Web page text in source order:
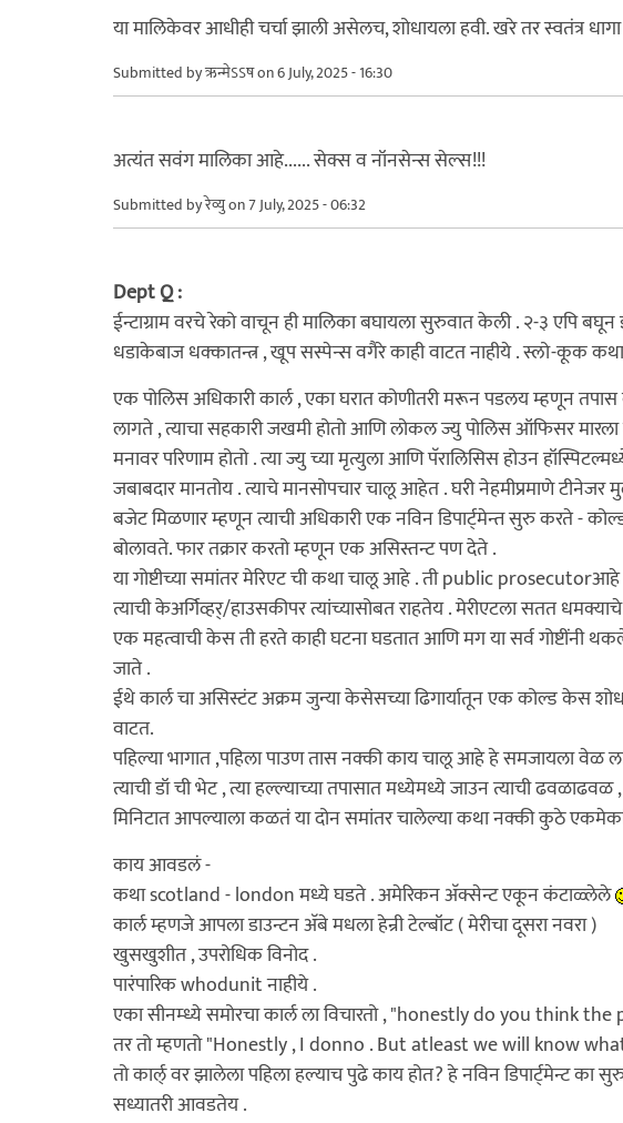
या मालिकेवर आधीही चर्चा झाली असेलच, शोधायला हवी. खरे तर स्वतंत्र
Submitted byऋन्मेऽऽषon 6 July, 2025 - 16:30
अत्यंत सवंग मालिका आहे...... सेक्स व नॉनसेन्स सेल्स!!!
Submitted byरेव्युon 7 July, 2025 - 06:32
Dept Q :
ईन्टाग्राम वरचे रेको वाचून ही मालिका बघायला सुरुवात केली . २-३ एपि
धडाकेबाज धक्कातन्त्र , खूप सस्पेन्स वगैरे काही वाटत नाहीये . स्लो-कूक
एक पोलिस अधिकारी कार्ल , एका घरात कोणीतरी मरून पडलय म्हणून तपास
लागते , त्याचा सहकारी जखमी होतो आणि लोकल ज्यु पोलिस ऑफिसर मारला
मनावर परिणाम होतो . त्या ज्यु च्या मृत्युला आणि पॅरालिसिस होउन
जबाबदार मानतोय . त्याचे मानसोपचार चालू आहेत . घरी नेहमीप्रमाणे
बजेट मिळणार म्हणून त्याची अधिकारी एक नविन डिपार्ट्मेन्त सुरु करते -
बोलावते. फार तक्रार करतो म्हणून एक असिस्तन्ट पण देते .
या गोष्टीच्या समांतर मेरिएट ची कथा चालू आहे . ती public
त्याची केअर्गिव्हर्/हाउसकीपर त्यांच्यासोबत राहतेय . मेरीएटला सतत
एक महत्वाची केस ती हरते काही घटना घडतात आणि मग या सर्व गोष्टींनी
जाते .
ईथे कार्ल चा असिस्टंट अक्रम जुन्या केसेसच्या ढिगार्यातून एक कोल्ड केस
वाटत.
पहिल्या भागात ,पहिला पाउण तास नक्की काय चालू आहे हे समजायला वेळ
त्याची डॉ ची भेट , त्या हल्ल्याच्या तपासात मध्येमध्ये जाउन त्याची
मिनिटात आपल्याला कळतं या दोन समांतर चालेल्या कथा नक्की कुठे
काय आवडलं -
कथा scotland - london मध्ये घडते . अमेरिकन अ‍ॅक्सेन्ट एकून कंटाळ्लेले
कार्ल म्हणजे आपला डाउन्टन अ‍ॅबे मधला हेन्री टेल्बॉट ( मेरीचा दूसरा नवरा )
खुसखुशीत , उपरोधिक विनोद .
पारंपारिक whodunit नाहीये .
एका सीनम्ध्ये समोरचा कार्ल ला विचारतो , "honestly do you think
तर तो म्हणतो "Honestly , I donno . But atleast we will know
तो कार्ल् वर झालेला पहिला हल्याच पुढे काय होत? हे नविन डिपार्ट्मेन्ट
सध्यातरी आवडतेय .